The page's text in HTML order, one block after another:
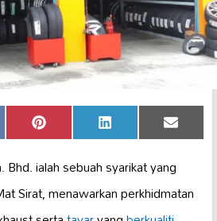
Share
on
Pinterest Share
on
LinkedIn Share
on
Email
ialah sebuah syarikat yang
Sirat, menawarkan perkhidmatan